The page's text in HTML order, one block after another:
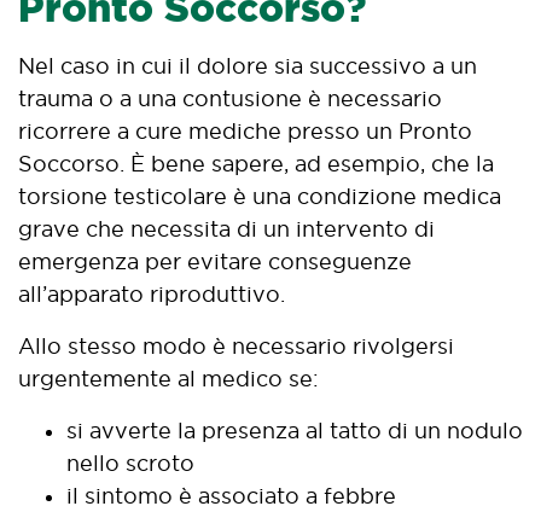
Nel caso in cui il dolore sia successivo a un
trauma o a una contusione è necessario
ricorrere a cure mediche presso un Pronto
Soccorso. È bene sapere, ad esempio, che la
torsione testicolare è una condizione medica
grave che necessita di un intervento di
emergenza per evitare conseguenze
all’apparato riproduttivo.
Allo stesso modo è necessario rivolgersi
urgentemente al medico se:
si avverte la presenza al tatto di un nodulo
nello scroto
il sintomo è associato a febbre